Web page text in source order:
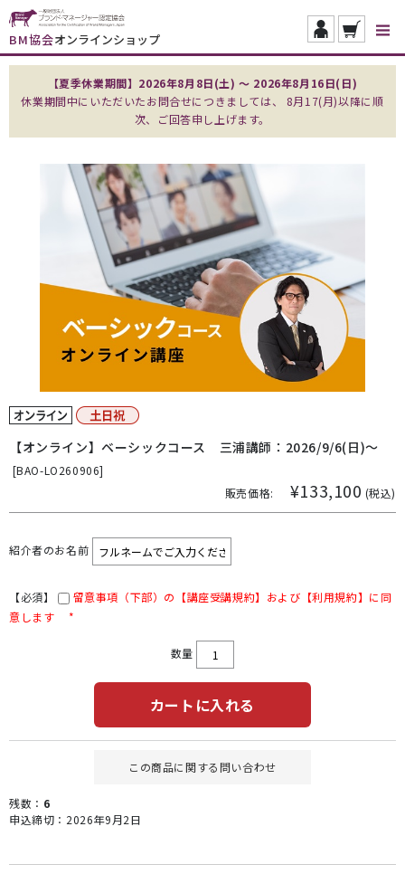
BM協会オンラインショップ
【夏季休業期間】2026年8月8日(土) ～ 2026年8月16日(日)
休業期間中にいただいたお問合せにつきましては、 8月17(月)以降に順
次、ご回答申し上げます。
【オンライン】ベーシックコース 三浦講師：2026/9/6(日)～
[BAO-LO260906]
販売価格:
¥133,100 (税込)
紹介者のお名前
【必須】
留意事項（下部）の【講座受講規約】および【利用規約】に同
意します
*
数量
カートに入れる
この商品に関する問い合わせ
残数： 6
申込締切：2026年9月2日